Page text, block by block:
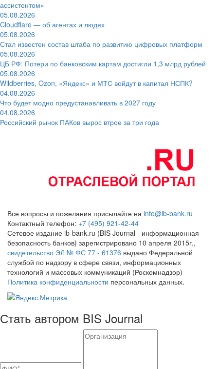
ассистентом»
05.08.2026
Cloudflare — об агентах и людях
05.08.2026
Стал известен состав штаба по развитию цифровых платформ
05.08.2026
ЦБ РФ: Потери по банковским картам достигли 1,3 млрд рублей
05.08.2026
Wildberries, Ozon, «Яндекс» и МТС войдут в капитал НСПК?
04.08.2026
Что будет модно предустанавливать в 2027 году
04.08.2026
Российский рынок ПАКов вырос втрое за три года
Все вопросы и пожелания присылайте на info@ib-bank.ru
Контактный телефон: +7 (495) 921-42-44
Сетевое издание ib-bank.ru (BIS Journal - информационная
безопасность банков) зарегистрировано 10 апреля 2015г.,
свидетельство ЭЛ № ФС 77 - 61376 выдано Федеральной
службой по надзору в сфере связи, информационных
технологий и массовых коммуникаций (Роскомнадзор)
Политика конфиденциальности персональных данных.
Стать автором BIS Journal